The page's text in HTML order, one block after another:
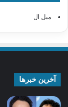
مبل ال
آخرین خبرها